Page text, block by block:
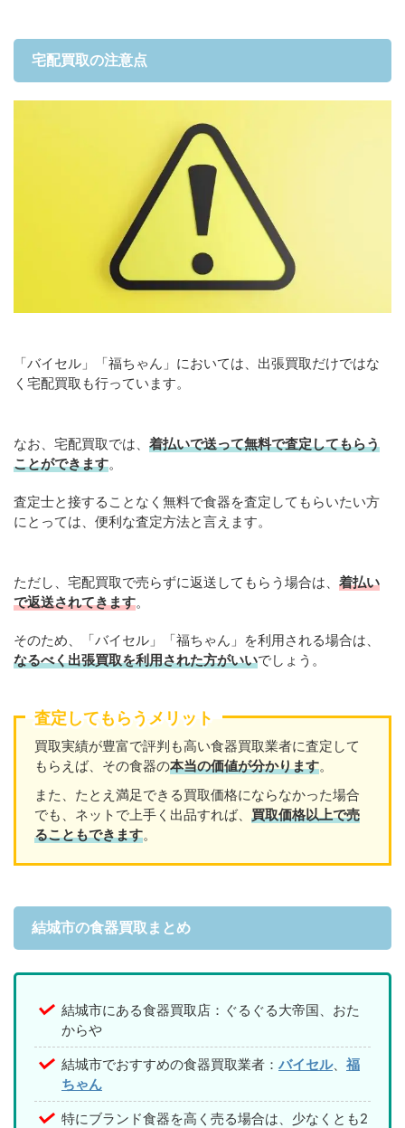
宅配買取の注意点
「バイセル」「福ちゃん」においては、出張買取だけではな
く宅配買取も行っています。
なお、宅配買取では、 着払いで送って無料で査定してもらう
ことができます。
査定士と接することなく無料で食器を査定してもらいたい方
にとっては、便利な査定方法と言えます。
ただし、宅配買取で売らずに返送してもらう場合は、 着払い
で返送されてきます。
そのため、「バイセル」「福ちゃん」を利用される場合は、
なるべく出張買取を利用された方がいいでしょう。
査定してもらうメリット
買取実績が豊富で評判も高い食器買取業者に査定して
もらえば、その食器の本当の価値が分かります。
また、たとえ満足できる買取価格にならなかった場合
でも、ネットで上手く出品すれば、 買取価格以上で売
ることもできます。
結城市の食器買取まとめ
結城市にある食器買取店：ぐるぐる大帝国、おた
からや
結城市でおすすめの食器買取業者： バイセル、 福
ちゃん
特にブランド食器を高く売る場合は、少なくとも2